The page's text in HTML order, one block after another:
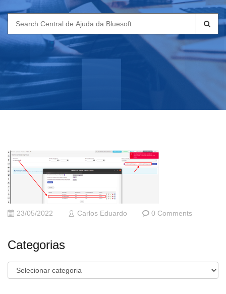
Search
for:
23/05/2022 Carlos Eduardo 0 Comments
Categorias
Categorias